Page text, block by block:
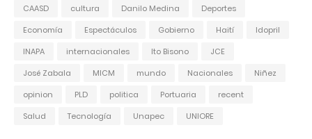
CAASD cultura Danilo Medina
Deportes
Economía
Espectáculos Gobierno Haití
Idopril
INAPA
internacionales Ito Bisono
JCE
José Zabala
MICM mundo Nacionales
Niñez
opinion
PLD politica Portuaria
recent
Salud
Tecnología Unapec UNIORE